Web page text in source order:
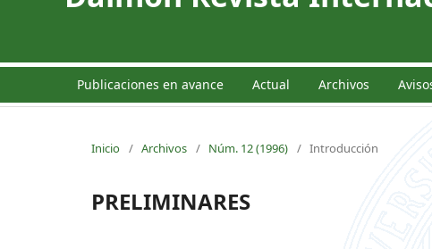
Publicaciones en avance Actual Archivos
Inicio / Archivos / Núm. 12 (1996) / Introducción
PRELIMINARES